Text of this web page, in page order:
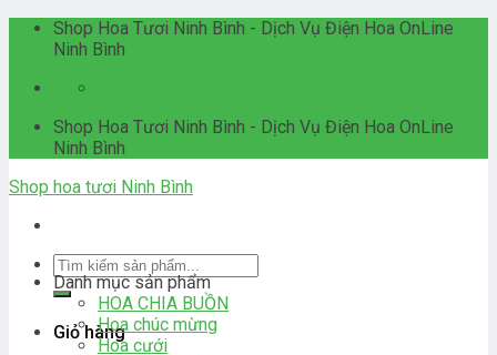
Skip
Shop Hoa Tươi Ninh Bình - Dịch Vụ Điện Hoa OnLine
Ninh Bình
Shop Hoa Tươi Ninh Bình - Dịch Vụ Điện Hoa OnLine
Ninh Bình
Shop hoa tươi Ninh Bình
Tìm
kiếm:
Giỏ hàng
Danh mục sản phẩm
HOA CHIA BUỒN
Hoa chúc mừng
Hoa cưới